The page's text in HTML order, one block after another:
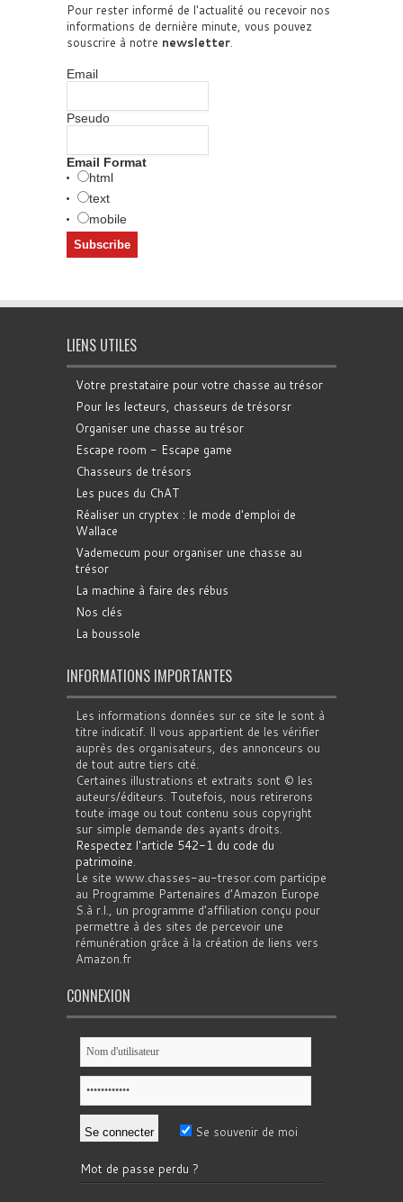
Pour rester informé de l'actualité ou recevoir nos
informations de dernière minute, vous pouvez
souscrire à notre newsletter.
Email
Pseudo
Email Format
html
text
mobile
LIENS UTILES
Votre prestataire pour votre chasse au trésor
Pour les lecteurs, chasseurs de trésorsr
Organiser une chasse au trésor
Escape room - Escape game
Chasseurs de trésors
Les puces du ChAT
Réaliser un cryptex : le mode d'emploi de
Wallace
Vademecum pour organiser une chasse au
trésor
La machine à faire des rébus
Nos clés
La boussole
INFORMATIONS IMPORTANTES
Les informations données sur ce site le sont à
titre indicatif. Il vous appartient de les vérifier
auprès des organisateurs, des annonceurs ou
de tout autre tiers cité.
Certaines illustrations et extraits sont © les
auteurs/éditeurs. Toutefois, nous retirerons
toute image ou tout contenu sous copyright
sur simple demande des ayants droits.
Respectez l'article 542-1 du code du
patrimoine.
Le site www.chasses-au-tresor.com participe
au Programme Partenaires d’Amazon Europe
S.à r.l., un programme d’affiliation conçu pour
permettre à des sites de percevoir une
rémunération grâce à la création de liens vers
Amazon.fr
CONNEXION
Se souvenir de moi
Mot de passe perdu ?